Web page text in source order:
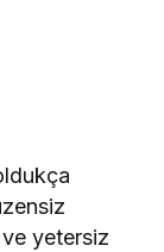
yetersiz